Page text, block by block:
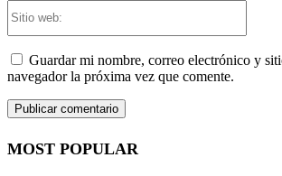
Guardar mi nombre, correo electrónico y
navegador la próxima vez que comente.
MOST POPULAR